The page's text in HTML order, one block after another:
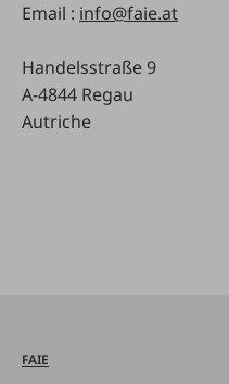
Email : info@faie.at
Handelsstraße 9
A-4844 Regau
Autriche
FAIE